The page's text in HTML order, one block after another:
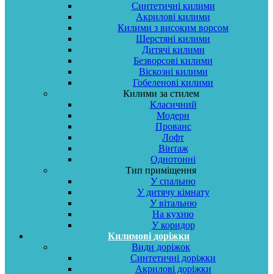
Синтетичні килими
Акрилові килими
Килими з високим ворсом
Шерстяні килими
Дитячі килими
Безворсові килими
Віскозні килими
Гобеленові килими
Килими за стилем
Класичний
Модерн
Прованс
Лофт
Вінтаж
Однотонні
Тип приміщення
У спальню
У дитячу кімнату
У вітальню
На кухню
У коридор
Килимові доріжки
Види доріжок
Синтетичні доріжки
Акрилові доріжки